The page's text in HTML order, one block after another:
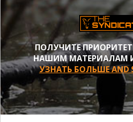
ПОЛУЧИТЕ
НАШИМ МАТЕРИАЛАМ
УЗНАТЬ БОЛЬШЕ AND